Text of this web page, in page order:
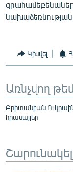
զրահամեքենաներ
Կիսվել
Առնչվող
Բրիտանիան
հրասայլեր